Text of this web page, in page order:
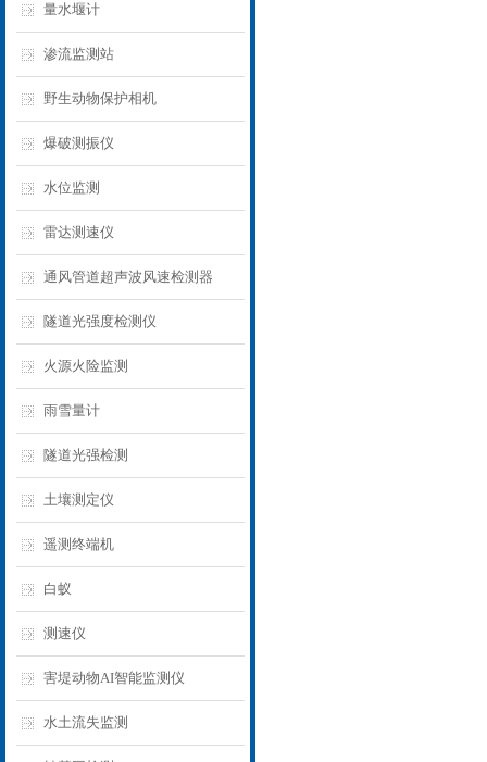
量水堰计
渗流监测站
野生动物保护相机
爆破测振仪
水位监测
雷达测速仪
通风管道超声波风速检测器
隧道光强度检测仪
火源火险监测
雨雪量计
隧道光强检测
土壤测定仪
遥测终端机
白蚁
测速仪
害堤动物AI智能监测仪
水土流失监测